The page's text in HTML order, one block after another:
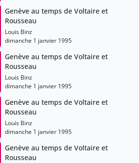
Genève au temps de Voltaire et
Rousseau
Louis Binz
dimanche 1 janvier 1995
Genève au temps de Voltaire et
Rousseau
Louis Binz
dimanche 1 janvier 1995
Genève au temps de Voltaire et
Rousseau
Louis Binz
dimanche 1 janvier 1995
Genève au temps de Voltaire et
Rousseau